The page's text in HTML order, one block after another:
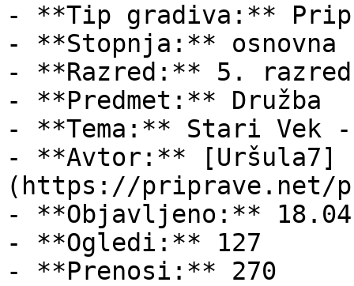
- **Tip gradiva:**
- **Stopnja:** osnovna
- **Razred:** 5. razred
- **Predmet:** Družba
- **Tema:** Stari Vek
- **Avtor:** [Uršula7]
(https://priprave.net/
- **Objavljeno:**
- **Ogledi:** 127
- **Prenosi:** 270